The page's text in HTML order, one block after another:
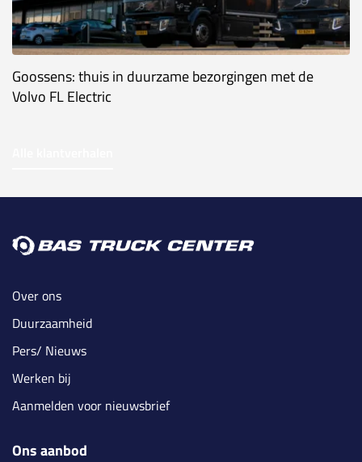
Goossens: thuis in duurzame bezorgingen met de
Volvo FL Electric
Over ons
Duurzaamheid
Pers/ Nieuws
Werken bij
Aanmelden voor nieuwsbrief
Ons aanbod